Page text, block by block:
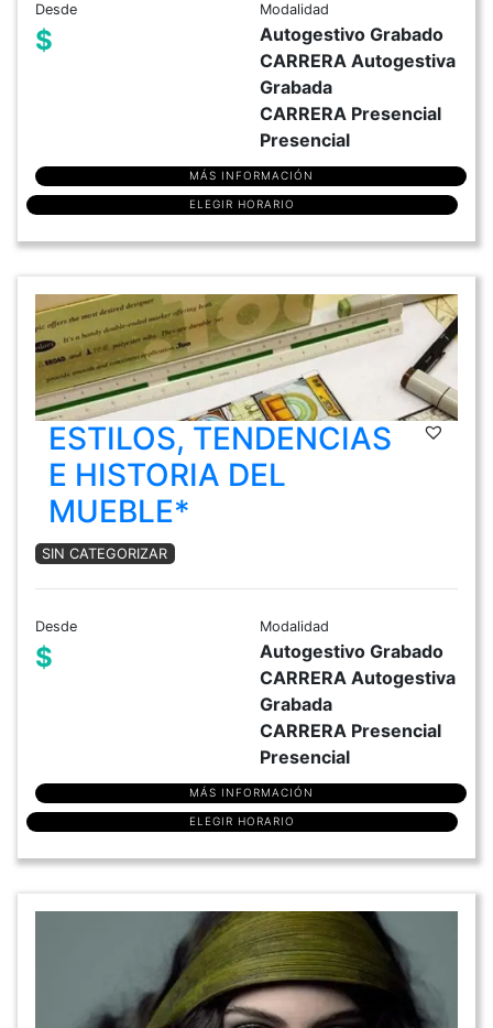
Desde
$
Modalidad
Autogestivo Grabado
CARRERA Autogestiva
Grabada
CARRERA Presencial
Presencial
MÁS INFORMACIÓN
ELEGIR HORARIO
ESTILOS, TENDENCIAS
E HISTORIA DEL
MUEBLE*
SIN CATEGORIZAR
Desde
$
Modalidad
Autogestivo Grabado
CARRERA Autogestiva
Grabada
CARRERA Presencial
Presencial
MÁS INFORMACIÓN
ELEGIR HORARIO